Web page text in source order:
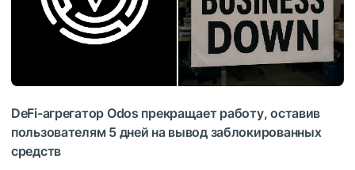
DeFi-агрегатор Odos прекращает работу, оставив
пользователям 5 дней на вывод заблокированных
средств